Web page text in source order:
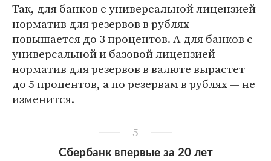
Так, для банков с универсальной лицензией
норматив для резервов в рублях
повышается до 3 процентов. А для банков с
универсальной и базовой лицензией
норматив для резервов в валюте вырастет
до 5 процентов, а по резервам в рублях — не
изменится.
5
Сбербанк впервые за 20 лет